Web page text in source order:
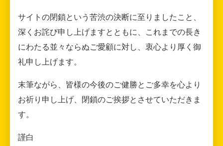
サイトの閉鎖という苦渋の決断に至りましたこと、
深くお詫び申し上げますとともに、これまでの長き
にわたる並々ならぬご愛顧に対し、衷心より厚く御
礼申し上げます。
末筆ながら、皆様の今後のご健勝とご多幸を心より
お祈り申し上げ、閉鎖のご挨拶とさせていただきま
す。
謹白